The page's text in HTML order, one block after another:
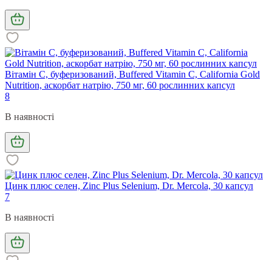
Вітамін С, буферизований, Buffered Vitamin C, California Gold
Nutrition, аскорбат натрію, 750 мг, 60 рослинних капсул
8
В наявності
Цинк плюс селен, Zinc Plus Selenium, Dr. Mercola, 30 капсул
7
В наявності